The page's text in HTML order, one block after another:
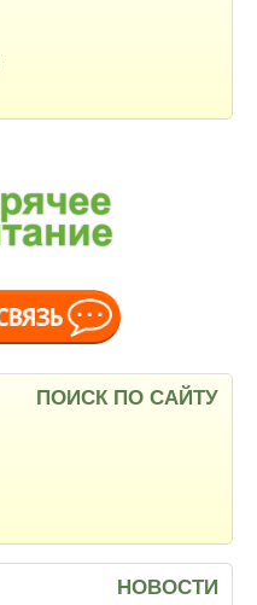
ПОИСК ПО САЙТУ
НОВОСТИ